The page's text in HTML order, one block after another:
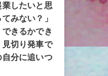
したいと思
みない？」
きるかでき
切り発車で
分に追いつ